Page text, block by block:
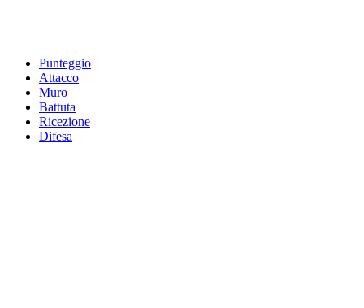
Punteggio
Attacco
Muro
Battuta
Ricezione
Difesa